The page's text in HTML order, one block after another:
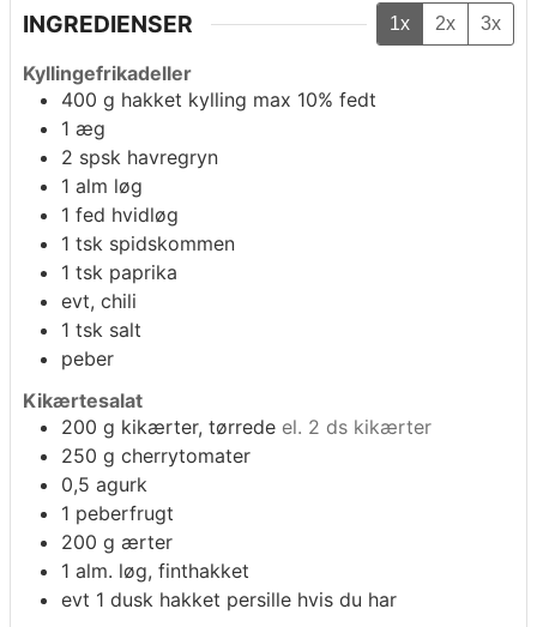
INGREDIENSER 1x 2x 3x
Kyllingefrikadeller
400 g hakket kylling max 10% fedt
1 æg
2 spsk havregryn
1 alm løg
1 fed hvidløg
1 tsk spidskommen
1 tsk paprika
evt, chili
1 tsk salt
peber
Kikærtesalat
200 g kikærter, tørrede el. 2 ds kikærter
250 g cherrytomater
0,5 agurk
1 peberfrugt
200 g ærter
1 alm. løg, finthakket
evt 1 dusk hakket persille hvis du har